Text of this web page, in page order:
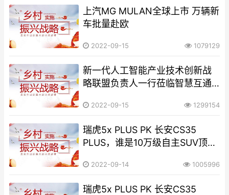
上汽MG MULAN全球上市 万辆新
车批量赴欧
2022-09-15 1079129
新一代人工智能产业技术创新战
略联盟负责人一行莅临智慧互通
2022-09-15 1299154
瑞虎5x PLUS PK 长安CS35
PLUS，谁是10万级自主SUV顶
2022-09-14 1005996
瑞虎5x PLUS PK 长安CS35